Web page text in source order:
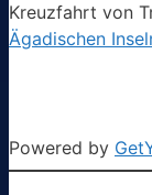
Kreuzfahrt von
Ägadischen
Powered by